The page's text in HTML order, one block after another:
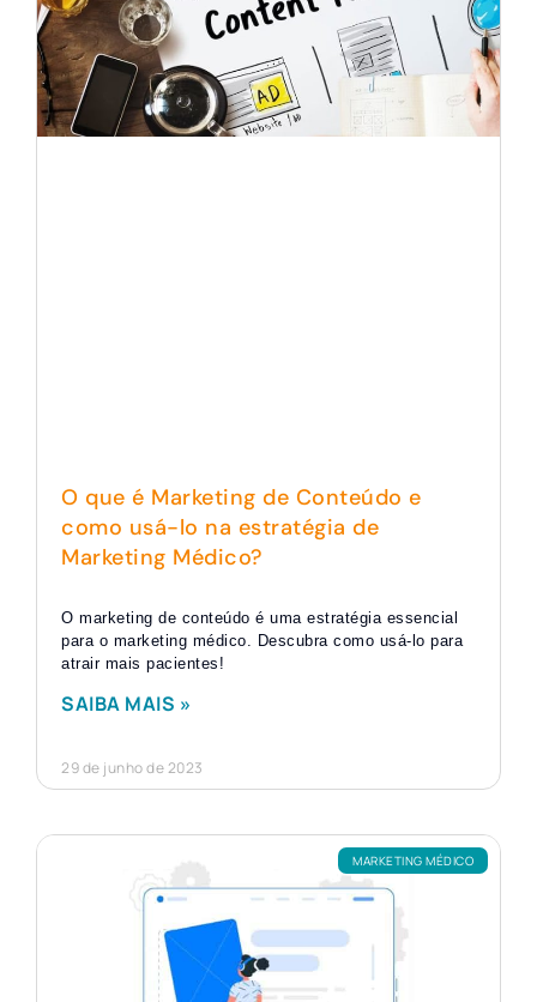
O que é Marketing de Conteúdo e
como usá-lo na estratégia de
Marketing Médico?
O marketing de conteúdo é uma estratégia essencial
para o marketing médico. Descubra como usá-lo para
atrair mais pacientes!
SAIBA MAIS »
29 de junho de 2023
MARKETING MÉDICO